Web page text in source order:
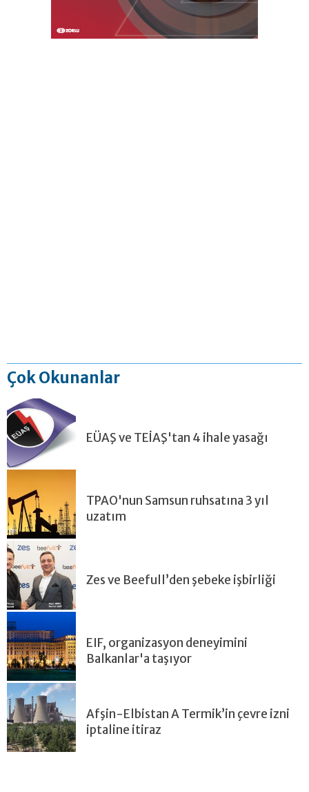
Çok Okunanlar
EÜAŞ ve TEİAŞ'tan 4 ihale yasağı
TPAO'nun Samsun ruhsatına 3 yıl
uzatım
Zes ve Beefull’den şebeke işbirliği
EIF, organizasyon deneyimini
Balkanlar'a taşıyor
Afşin-Elbistan A Termik’in çevre izni
iptaline itiraz